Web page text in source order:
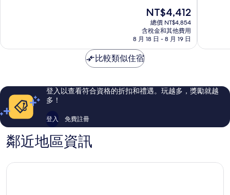
極
評
論
現
在
價
格
為
NT$4,412
總價 NT$4,854
含稅金和其他費用
8 月 18 日 - 8 月 19 日
棒
評
論
比較類似住宿
登入以查看符合資格的折扣和禮遇。玩越多，獎勵就越
多！
登入 免費註冊
鄰近地區資訊